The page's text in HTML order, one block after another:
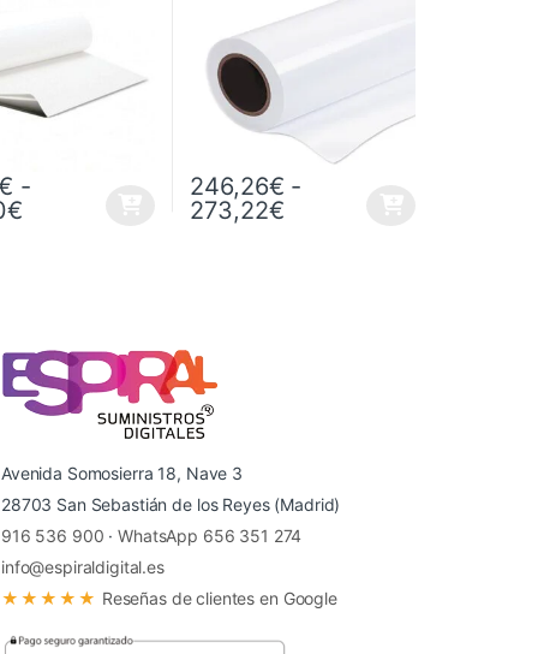
de producto
89,86€ hasta 132,65€
se pueden elegir en la página de producto
-
€ Rango de precios: desde 170,10€ hasta
tiene múltiples variantes. Las opciones se pueden elegir en la
246,26€ -
273,22€Rango de precios:
Este producto tiene múltiples variantes. Las
Avenida Somosierra 18, Nave 3
28703 San Sebastián de los Reyes (Madrid)
916 536 900 ·WhatsApp 656 351 274
info@espiraldigital.es
★★★★★ Reseñas de clientes en Google